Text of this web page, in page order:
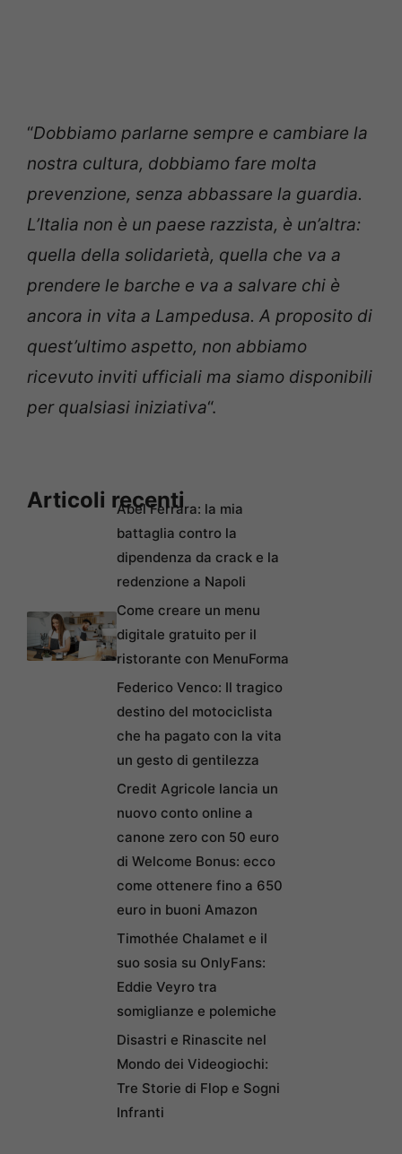
“Dobbiamo parlarne sempre e cambiare la
nostra cultura, dobbiamo fare molta
prevenzione, senza abbassare la guardia.
L’Italia non è un paese razzista, è un’altra:
quella della solidarietà, quella che va a
prendere le barche e va a salvare chi è
ancora in vita a Lampedusa. A proposito di
quest’ultimo aspetto, non abbiamo
ricevuto inviti ufficiali ma siamo disponibili
per qualsiasi iniziativa“.
Articoli recenti
Abel Ferrara: la mia
battaglia contro la
dipendenza da crack e la
redenzione a Napoli
Come creare un menu
digitale gratuito per il
ristorante con MenuForma
Federico Venco: Il tragico
destino del motociclista
che ha pagato con la vita
un gesto di gentilezza
Credit Agricole lancia un
nuovo conto online a
canone zero con 50 euro
di Welcome Bonus: ecco
come ottenere fino a 650
euro in buoni Amazon
Timothée Chalamet e il
suo sosia su OnlyFans:
Eddie Veyro tra
somiglianze e polemiche
Disastri e Rinascite nel
Mondo dei Videogiochi:
Tre Storie di Flop e Sogni
Infranti